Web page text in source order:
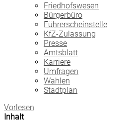
Friedhofswesen
Bürgerbüro
Führerscheinstelle
KfZ-Zulassung
Presse
Amtsblatt
Karriere
Umfragen
Wahlen
Stadtplan
Vorlesen
Inhalt